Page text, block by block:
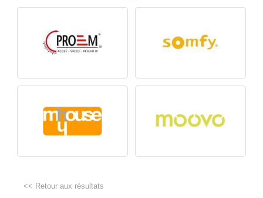
<< Retour aux résultats